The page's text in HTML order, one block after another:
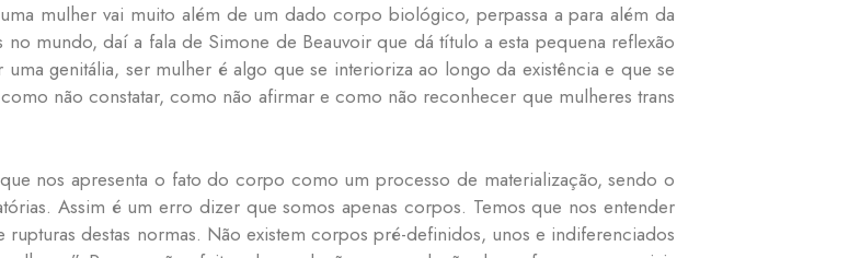
mulher vai muito além de um dado corpo biológico, perpassa a para além da
mundo, daí a fala de Simone de Beauvoir que dá título a esta pequena reflexão
genitália, ser mulher é algo que se interioriza ao longo da existência e que se
não constatar, como não afirmar e como não reconhecer que mulheres trans
nos apresenta o fato do corpo como um processo de materialização, sendo o
Assim é um erro dizer que somos apenas corpos. Temos que nos entender
destas normas. Não existem corpos pré-definidos, unos e indiferenciados